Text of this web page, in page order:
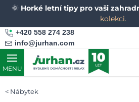
🌞 Horké letní tipy pro vaši
kolekci.
+420 558 274 238
info@jurhan.com
MENU
Nábytek